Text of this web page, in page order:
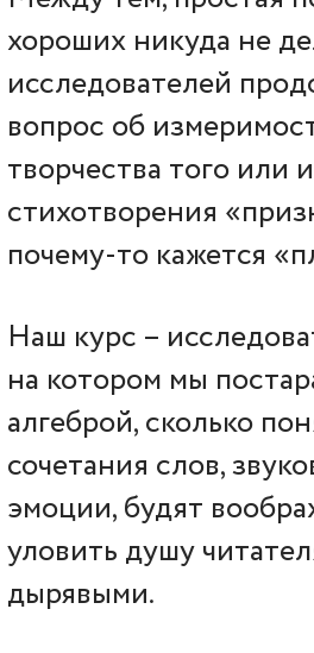
хороших никуда не
исследователей
вопрос об
творчества того или
стихотворения
почему-то кажется
Наш курс –
на котором мы
алгеброй, сколько
сочетания слов,
эмоции, будят
уловить душу
дырявыми.